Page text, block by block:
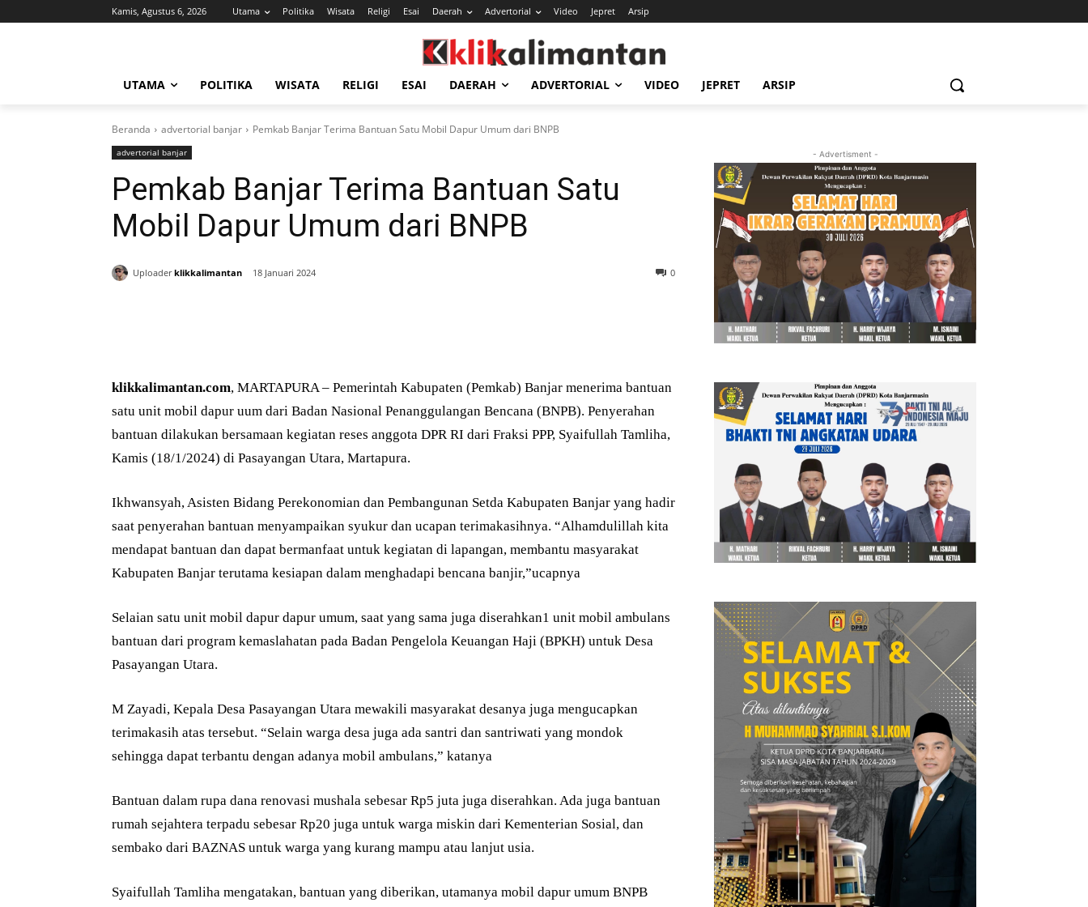
Kamis, Agustus 6, 2026 Utama Politika Wisata Religi Esai Daerah Advertorial Video Jepret Arsip
UTAMA POLITIKA WISATA RELIGI ESAI DAERAH ADVERTORIAL VIDEO JEPRET ARSIP
Beranda advertorial banjar Pemkab Banjar Terima Bantuan Satu Mobil Dapur Umum dari BNPB
advertorial banjar
Pemkab Banjar Terima Bantuan Satu
Mobil Dapur Umum dari BNPB
Uploader klikkalimantan 18 Januari 2024 0
klikkalimantan.com, MARTAPURA – Pemerintah Kabupaten (Pemkab) Banjar menerima bantuan
satu unit mobil dapur uum dari Badan Nasional Penanggulangan Bencana (BNPB). Penyerahan
bantuan dilakukan bersamaan kegiatan reses anggota DPR RI dari Fraksi PPP, Syaifullah Tamliha,
Kamis (18/1/2024) di Pasayangan Utara, Martapura.
Ikhwansyah, Asisten Bidang Perekonomian dan Pembangunan Setda Kabupaten Banjar yang hadir
saat penyerahan bantuan menyampaikan syukur dan ucapan terimakasihnya. “Alhamdulillah kita
mendapat bantuan dan dapat bermanfaat untuk kegiatan di lapangan, membantu masyarakat
Kabupaten Banjar terutama kesiapan dalam menghadapi bencana banjir,”ucapnya
Selaian satu unit mobil dapur dapur umum, saat yang sama juga diserahkan1 unit mobil ambulans
bantuan dari program kemaslahatan pada Badan Pengelola Keuangan Haji (BPKH) untuk Desa
Pasayangan Utara.
M Zayadi, Kepala Desa Pasayangan Utara mewakili masyarakat desanya juga mengucapkan
terimakasih atas tersebut. “Selain warga desa juga ada santri dan santriwati yang mondok
sehingga dapat terbantu dengan adanya mobil ambulans,” katanya
Bantuan dalam rupa dana renovasi mushala sebesar Rp5 juta juga diserahkan. Ada juga bantuan
rumah sejahtera terpadu sebesar Rp20 juga untuk warga miskin dari Kementerian Sosial, dan
sembako dari BAZNAS untuk warga yang kurang mampu atau lanjut usia.
Syaifullah Tamliha mengatakan, bantuan yang diberikan, utamanya mobil dapur umum BNPB
- Advertisment -